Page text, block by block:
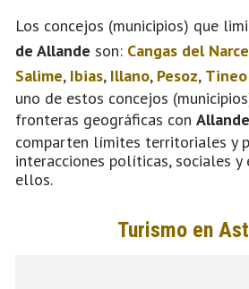
Los concejos (municipios) que
de Allande son: Cangas del
Salime, Ibias, Illano, Pesoz, Tineo
uno de estos concejos
fronteras geográficas con Allande
comparten límites territoriales y
interacciones políticas, sociales y
ellos.